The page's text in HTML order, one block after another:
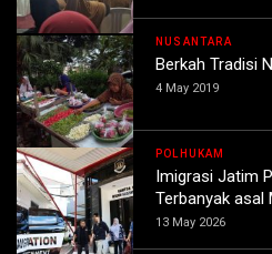
NUSANTARA
Berkah Tradisi
4 May 2019
POLHUKAM
Imigrasi Jatim
Terbanyak asal
13 May 2026